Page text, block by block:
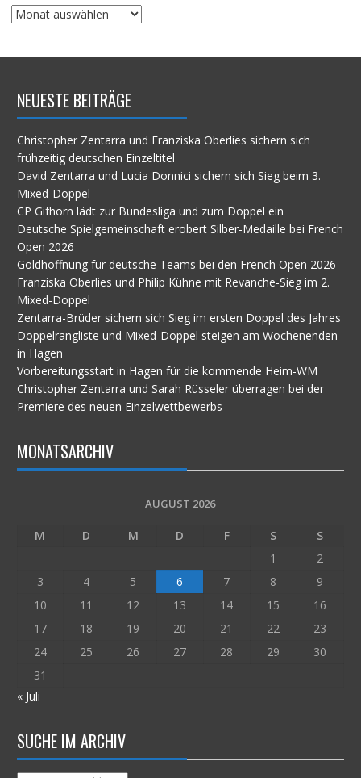
Suche
NEUESTE BEITRÄGE
Christopher Zentarra und Franziska Oberlies sichern sich
frühzeitig deutschen Einzeltitel
David Zentarra und Lucia Donnici sichern sich Sieg beim 3.
Mixed-Doppel
CP Gifhorn lädt zur Bundesliga und zum Doppel ein
Deutsche Spielgemeinschaft erobert Silber-Medaille bei French
Open 2026
Goldhoffnung für deutsche Teams bei den French Open 2026
Franziska Oberlies und Philip Kühne mit Revanche-Sieg im 2.
Mixed-Doppel
Zentarra-Brüder sichern sich Sieg im ersten Doppel des Jahres
Doppelrangliste und Mixed-Doppel steigen am Wochenenden
in Hagen
Vorbereitungsstart in Hagen für die kommende Heim-WM
Christopher Zentarra und Sarah Rüsseler überragen bei der
Premiere des neuen Einzelwettbewerbs
MONATSARCHIV
AUGUST 2026
M D M D F S
S
1
2
3
4 5 6 7 8
9
10
11 12 13 14 15
16
17
18 19 20 21 22
23
24
25 26 27 28 29
30
31
« Juli
SUCHE IM ARCHIV